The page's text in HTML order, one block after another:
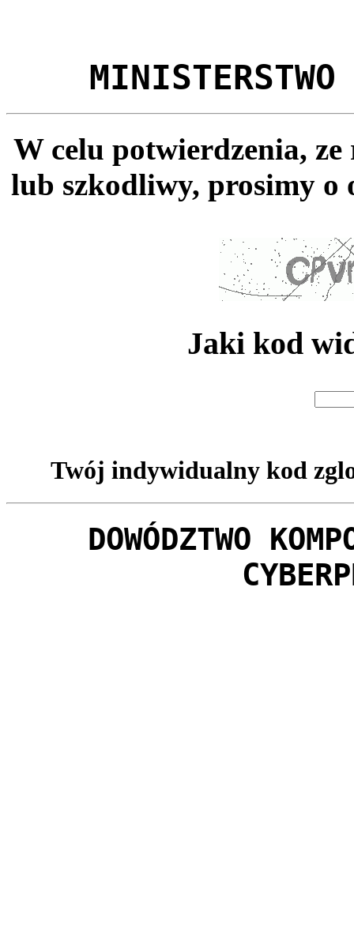
MINISTERSTWO
W celu potwierdzenia,
lub szkodliwy, prosimy o
Jaki kod
Twój indywidualny kod
DOWÓDZTWO